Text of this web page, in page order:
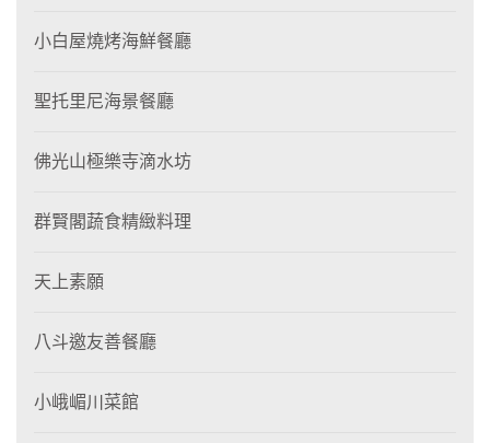
小白屋燒烤海鮮餐廳
聖托里尼海景餐廳
佛光山極樂寺滴水坊
群賢閣蔬食精緻料理
天上素願
八斗邀友善餐廳
小峨嵋川菜館